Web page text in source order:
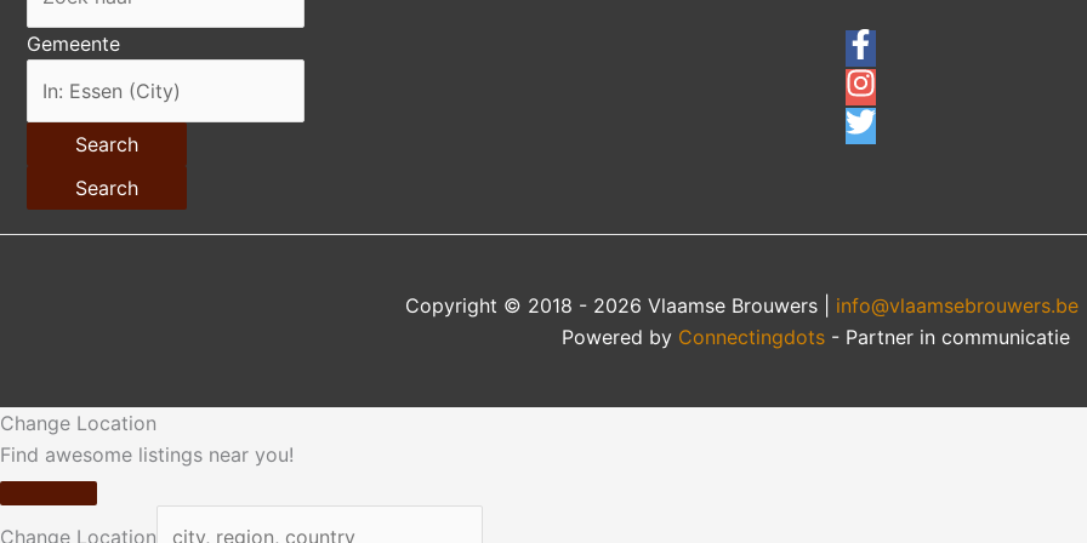
Gemeente
Search
Search
Copyright © 2018 - 2026 Vlaamse Brouwers | info@vlaamsebrouwers.be
Powered by Connectingdots- Partner in communicatie
Change Location
Find awesome listings near you!
Change Location